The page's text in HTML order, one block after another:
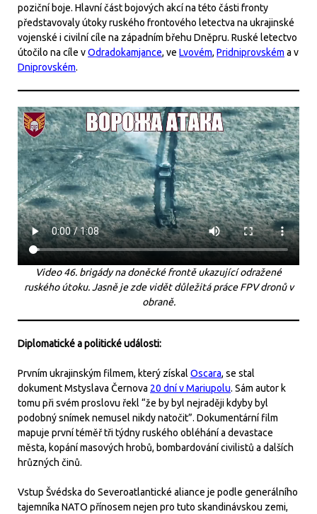
poziční boje. Hlavní část bojových akcí na této části fronty
představovaly útoky ruského frontového letectva na ukrajinské
vojenské i civilní cíle na západním břehu Dněpru. Ruské letectvo
útočilo na cíle vOdradokamjance, ve Lvovém, Pridniprovském a v
Dniprovském.
Video 46. brigády na doněcké frontě ukazující odražené
ruského útoku. Jasně je zde vidět důležitá práce FPV dronů v
obraně.
Diplomatické a politické události:
Prvním ukrajinským filmem, který získal Oscara, se stal
dokument Mstyslava Černova 20 dní v Mariupolu. Sám autor k
tomu při svém proslovu řekl “že by byl nejraději kdyby byl
podobný snímek nemusel nikdy natočit”. Dokumentární film
mapuje první téměř tři týdny ruského obléhání a devastace
města, kopání masových hrobů, bombardování civilistů a dalších
hrůzných činů.
Vstup Švédska do Severoatlantické aliance je podle generálního
tajemníka NATO přínosem nejen pro tuto skandinávskou zemi,